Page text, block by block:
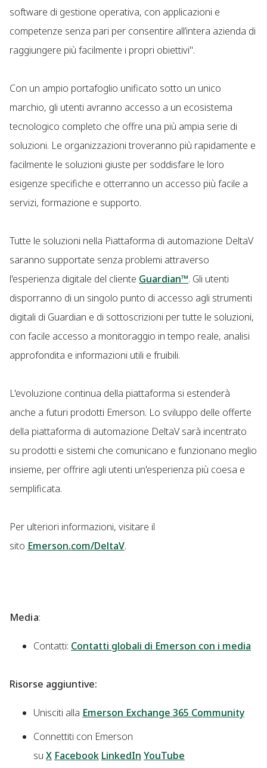
software di gestione operativa, con applicazioni e
competenze senza pari per consentire all’intera azienda di
raggiungere più facilmente i propri obiettivi".
Con un ampio portafoglio unificato sotto un unico
marchio, gli utenti avranno accesso a un ecosistema
tecnologico completo che offre una più ampia serie di
soluzioni. Le organizzazioni troveranno più rapidamente e
facilmente le soluzioni giuste per soddisfare le loro
esigenze specifiche e otterranno un accesso più facile a
servizi, formazione e supporto.
Tutte le soluzioni nella Piattaforma di automazione DeltaV
saranno supportate senza problemi attraverso
l'esperienza digitale del cliente Guardian™. Gli utenti
disporranno di un singolo punto di accesso agli strumenti
digitali di Guardian e di sottoscrizioni per tutte le soluzioni,
con facile accesso a monitoraggio in tempo reale, analisi
approfondita e informazioni utili e fruibili.
L'evoluzione continua della piattaforma si estenderà
anche a futuri prodotti Emerson. Lo sviluppo delle offerte
della piattaforma di automazione DeltaV sarà incentrato
su prodotti e sistemi che comunicano e funzionano meglio
insieme, per offrire agli utenti un'esperienza più coesa e
semplificata.
Per ulteriori informazioni, visitare il
sito Emerson.com/DeltaV.
Media:
Contatti: Contatti globali di Emerson con i media
Risorse aggiuntive:
Unisciti alla Emerson Exchange 365 Community
Connettiti con Emerson
su X Facebook LinkedIn YouTube